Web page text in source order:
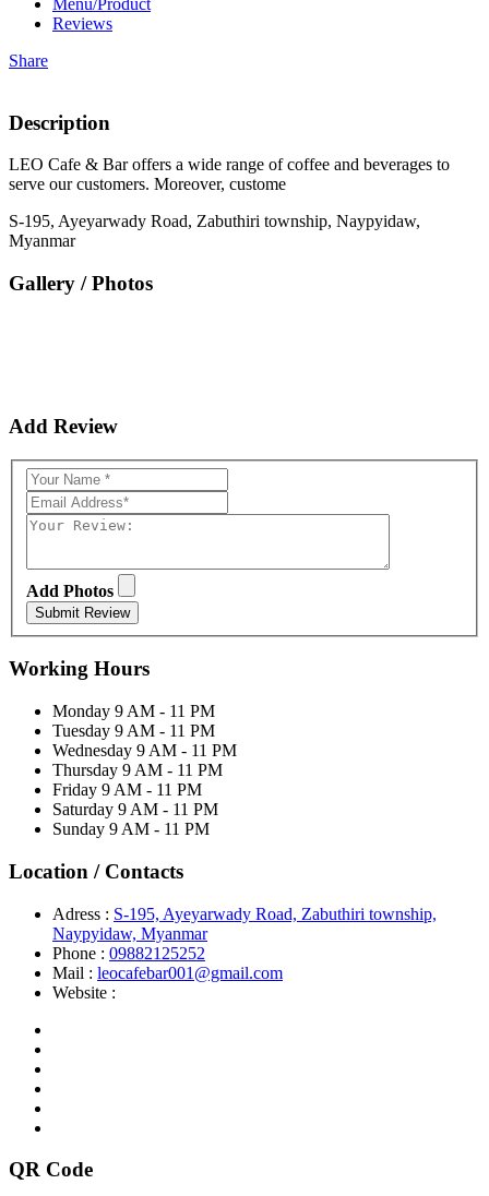
Reviews
Share
Description
LEO Cafe & Bar offers a wide range of coffee and beverages to
serve our customers. Moreover, custome
S-195, Ayeyarwady Road, Zabuthiri township, Naypyidaw,
Myanmar
Gallery / Photos
Add Review
Add Photos
Submit Review
Working Hours
Monday 9 AM - 11 PM
Tuesday 9 AM - 11 PM
Wednesday 9 AM - 11 PM
Thursday 9 AM - 11 PM
Friday 9 AM - 11 PM
Saturday 9 AM - 11 PM
Sunday 9 AM - 11 PM
Location / Contacts
Adress : S-195, Ayeyarwady Road, Zabuthiri township,
Naypyidaw, Myanmar
Phone : 09882125252
Mail : leocafebar001@gmail.com
Website :
QR Code